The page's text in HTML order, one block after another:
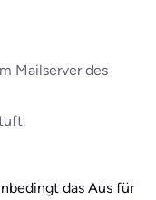
Mailserver des
das Aus für